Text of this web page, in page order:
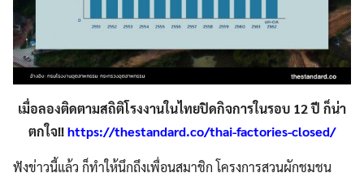
เมื่อลองติดตามสถิติโรงงานในไทยปิดกิจการในรอบ 12 ปี ก็น่า
ตกใจ!!https://thestandard.co/thai-factories-closed/
ฟังข่าวนี้แล้ว ก็ทำให้นึกถึงเพื่อนสมาชิก โครงการสวนผักชุมชน